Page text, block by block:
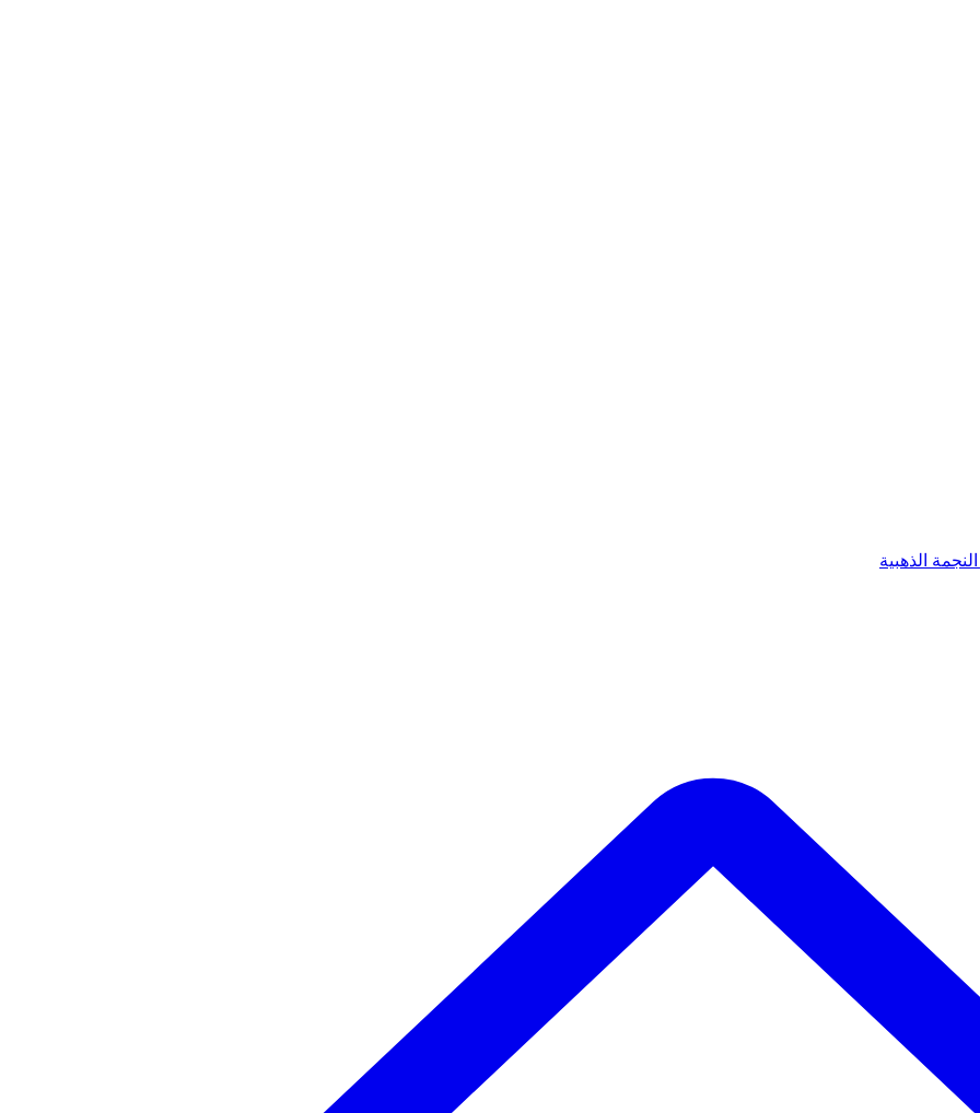
الذهبية